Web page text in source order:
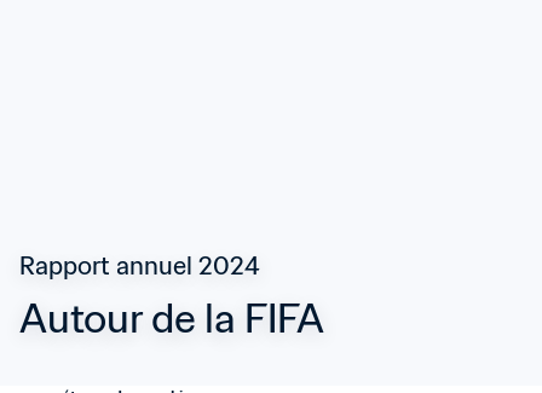
Rapport annuel 2024
Autour de la FIFA